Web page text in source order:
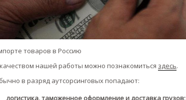
товаров в Россию
нашей работы можно познакомиться здесь.
в разряд аутсорсинговых попадают:
логистика, таможенное оформление и доставка грузов;